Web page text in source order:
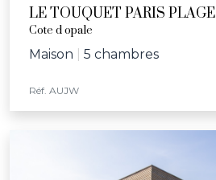
LE TOUQUET PARIS PLAGE
Cote d opale
Maison 5 chambres
Réf. AUJW